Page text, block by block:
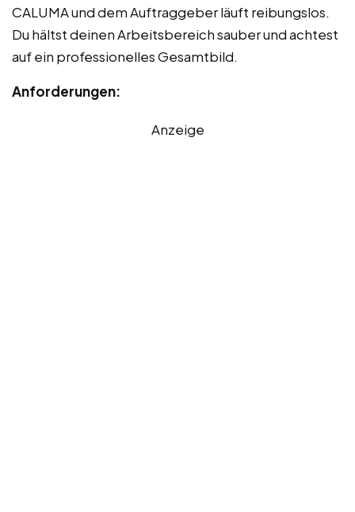
CALUMA und dem Auftraggeber läuft reibungslos.
Du hältst deinen Arbeitsbereich sauber und achtest
auf ein professionelles Gesamtbild.
Anforderungen:
Anzeige